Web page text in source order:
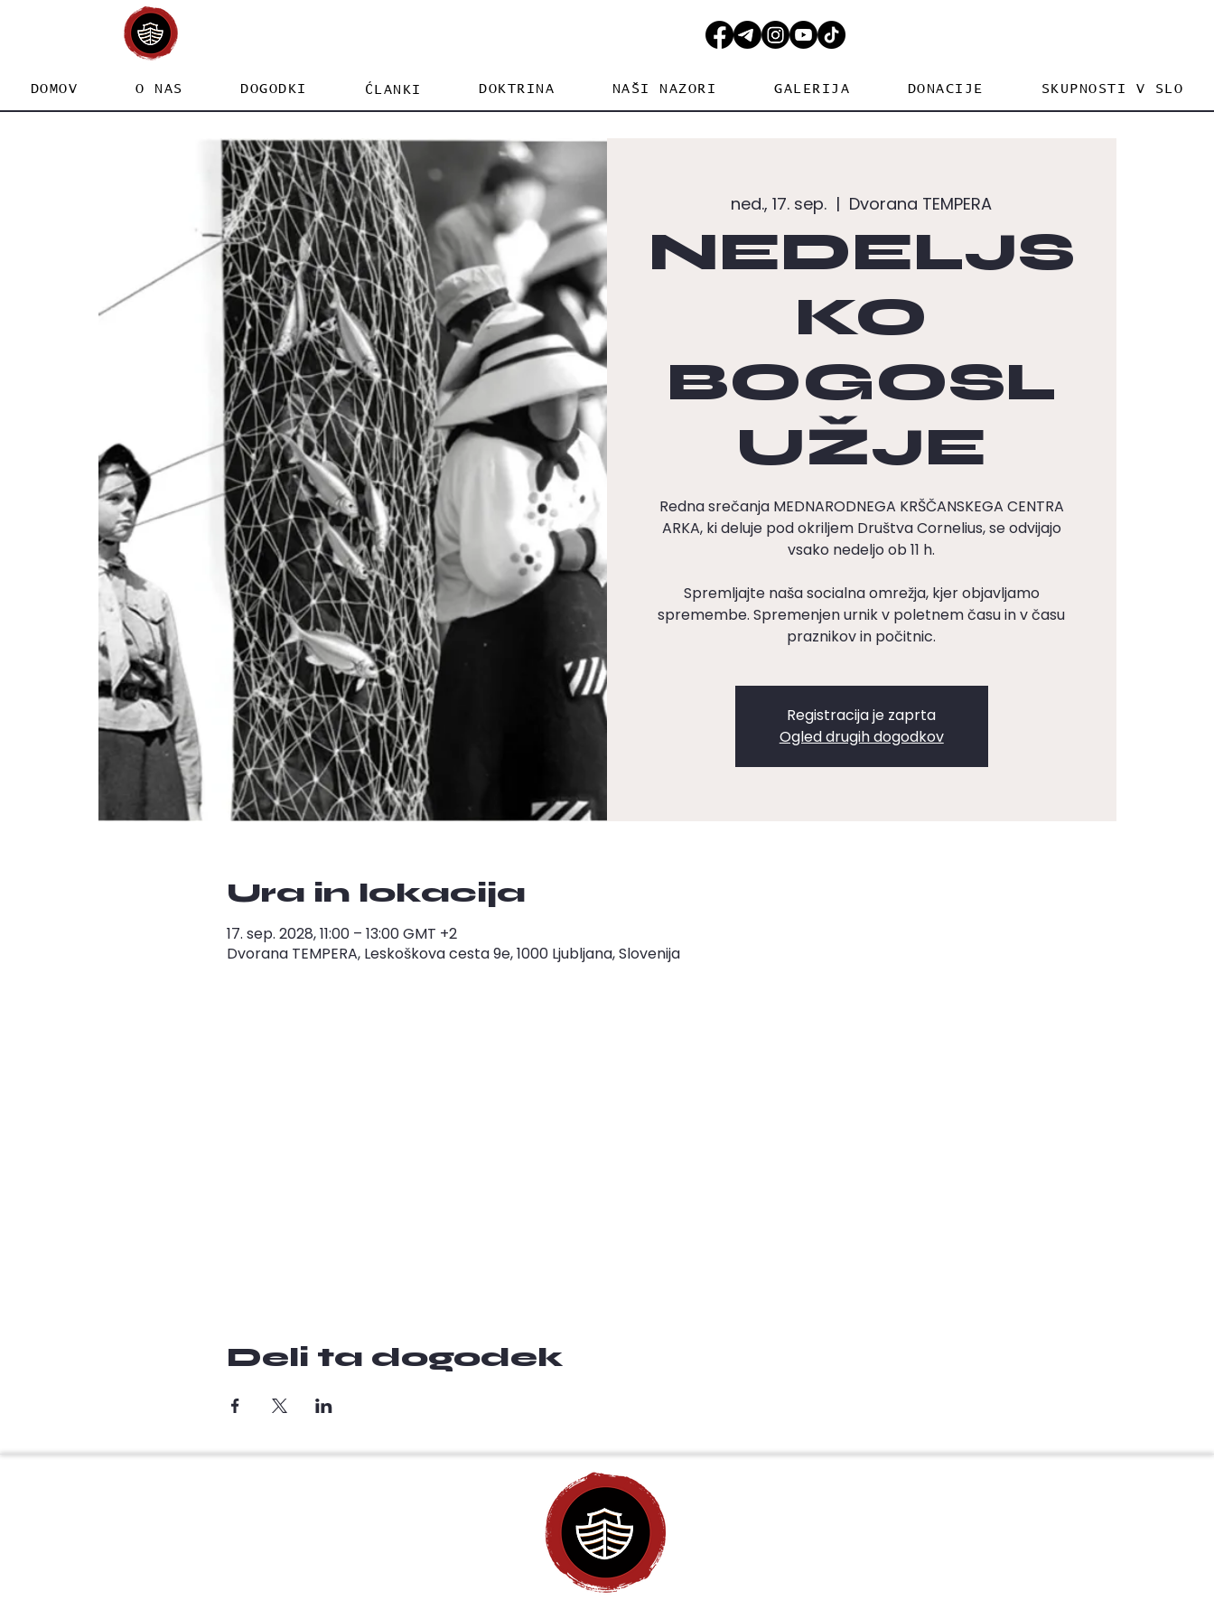
DOMOV O NAS DOGODKI ĆLANKI DOKTRINA NAŠI NAZORI GALERIJA DONACIJE SKUPNOSTI V SLO
ned., 17. sep.
  |
Dvorana TEMPERA
NEDELJS
KO
BOGOSL
UŽJE
Redna srečanja MEDNARODNEGA KRŠČANSKEGA CENTRA
ARKA, ki deluje pod okriljem Društva Cornelius, se odvijajo
vsako nedeljo ob 11 h.
Spremljajte naša socialna omrežja, kjer objavljamo
spremembe. Spremenjen urnik v poletnem času in v času
praznikov in počitnic.
Registracija je zaprta
Ogled drugih dogodkov
Ura in lokacija
17. sep. 2028, 11:00 – 13:00 GMT +2
Dvorana TEMPERA, Leskoškova cesta 9e, 1000 Ljubljana, Slovenija
Deli ta dogodek